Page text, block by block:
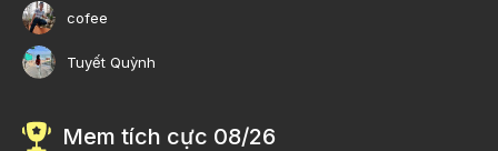
cofee
Tuyết Quỳnh
Mem tích cực 08/26